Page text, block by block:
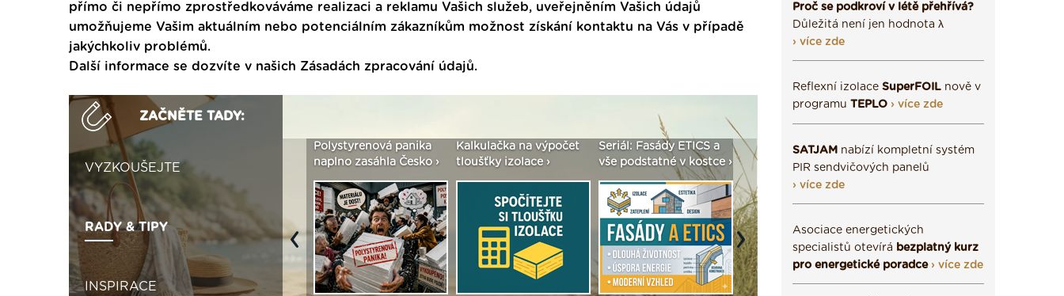
přímo či nepřímo zprostředkováváme realizaci a reklamu Vašich služeb, uveřejněním Vašich údajů
umožňujeme Vašim aktuálním nebo potenciálním zákazníkům možnost získání kontaktu na Vás v případě
jakýchkoliv problémů.
Další informace se dozvíte v našich Zásadách zpracování údajů.
ZAČNĚTE TADY:
VYZKOUŠEJTE
RADY & TIPY
INSPIRACE
Není polystyren? My ho
seženeme! ›
podkroví a vše o něm ›
Polystyrenová panika
naplno zasáhla Česko ›
Kalkulačka na výpočet
tloušťky izolace ›
Seriál: Fasády ETICS a
vše podstatné v kostce ›
Vyberte si izolaci a pak
ji tady klidně poptejte ›
Vytvořte si vizualizaci
fasády ›
Previous Next
Proč se podkroví v létě přehřívá?
Důležitá není jen hodnota λ
› více zde
Reflexní izolace SuperFOIL nově v
programu TEPLO › více zde
SATJAM nabízí kompletní systém
PIR sendvičových panelů
› více zde
Asociace energetických
specialistů otevírá bezplatný kurz
pro energetické poradce › více zde